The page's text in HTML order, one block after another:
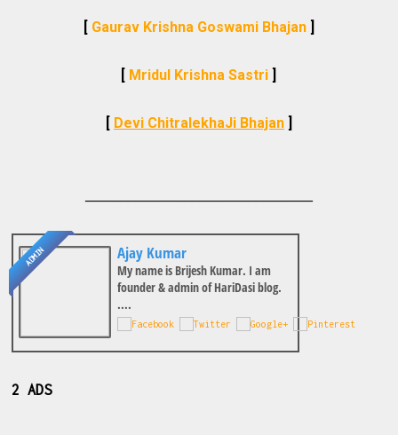
[ Gaurav Krishna Goswami Bhajan]
[ Mridul Krishna Sastri ]
[ Devi ChitralekhaJi Bhajan]
ADMIN Ajay Kumar
My name is Brijesh Kumar. I am
founder & admin of HariDasi blog.
....
2 ADS